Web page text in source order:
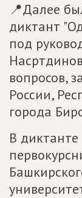
📍Далее
диктант
под
вопросов,
России,
города
В